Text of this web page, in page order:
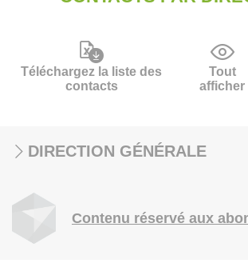
Téléchargez la liste des
contacts
Tout
afficher
DIRECTION GÉNÉRALE
Contenu réservé aux